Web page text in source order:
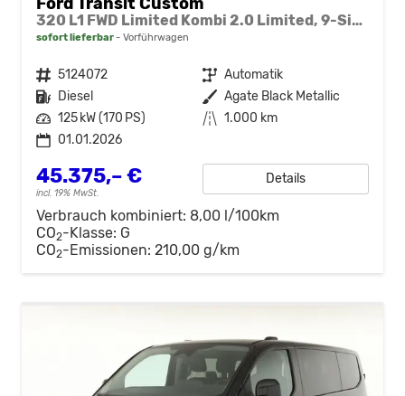
320 L1 FWD Limited Kombi 2.0 Limited, 9-Sitzer, Navi, FS-beheizbar, Side, Kamera, 4 J.-Garantie
sofort lieferbar Vorführwagen
Fahrzeugnr. 5124072 Getriebe Automatik
Kraftstoff Diesel Außenfarbe Agate Black Metallic
Leistung 125 kW (170 PS) Kilometerstand 1.000 km
01.01.2026
45.375,– €
incl. 19% MwSt.
Details
Verbrauch kombiniert: 8,00 l/100km
CO2-Klasse: G
CO2-Emissionen: 210,00 g/km